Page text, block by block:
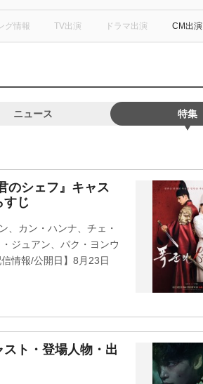
グ情報 TV出演 ドラマ出演 CM出演
ニュース 特集
のシェフ』キャス
すじ
、カン・ハンナ、チェ・
ジュアン、パク・ヨンウ
情報/公開日】8月23日
ト・登場人物・出